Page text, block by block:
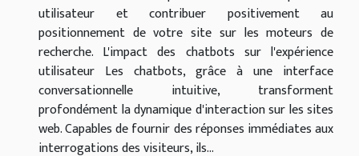
utilisateur et contribuer positivement au
positionnement de votre site sur les moteurs de
recherche. L'impact des chatbots sur l'expérience
utilisateur Les chatbots, grâce à une interface
conversationnelle intuitive, transforment
profondément la dynamique d'interaction sur les sites
web. Capables de fournir des réponses immédiates aux
interrogations des visiteurs, ils...